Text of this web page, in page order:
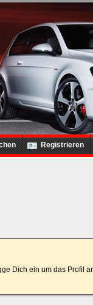
Registrieren
Dich ein um das Profil